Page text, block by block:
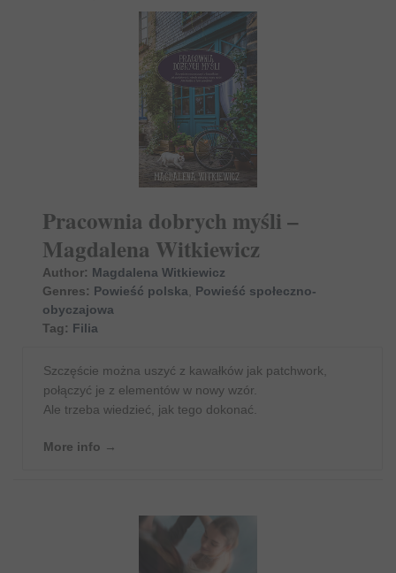
Pracownia dobrych myśli –
Magdalena Witkiewicz
Author: Magdalena Witkiewicz
Genres: Powieść polska
Powieść społeczno-
obyczajowa
Tag: Filia
Szczęście można uszyć z kawałków jak patchwork,
połączyć je z elementów w nowy wzór.
Ale trzeba wiedzieć, jak tego dokonać.
More info →